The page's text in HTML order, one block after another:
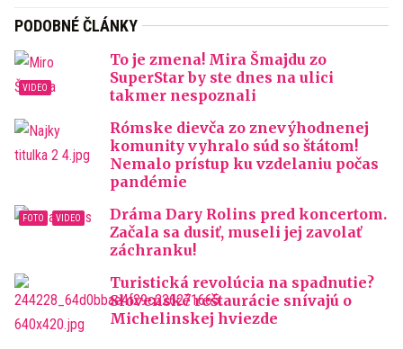
PODOBNÉ ČLÁNKY
To je zmena! Mira Šmajdu zo
SuperStar by ste dnes na ulici
takmer nespoznali
Rómske dievča zo znevýhodnenej
komunity vyhralo súd so štátom!
Nemalo prístup ku vzdelaniu počas
pandémie
Dráma Dary Rolins pred koncertom.
Začala sa dusiť, museli jej zavolať
záchranku!
Turistická revolúcia na spadnutie?
Slovenské reštaurácie snívajú o
Michelinskej hviezde